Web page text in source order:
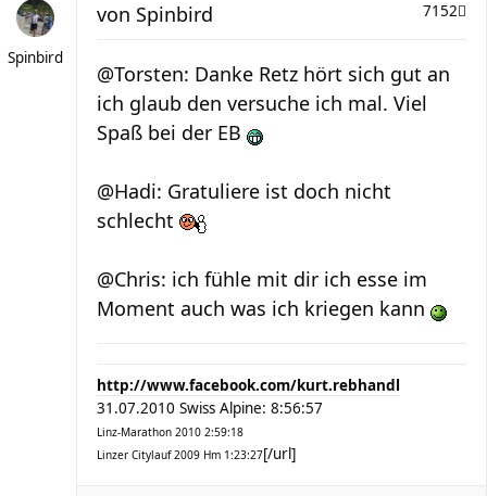
Spinbird
7152
von Spinbird
@Torsten: Danke Retz hört sich gut an
ich glaub den versuche ich mal. Viel
Spaß bei der EB
@Hadi: Gratuliere ist doch nicht
schlecht
@Chris: ich fühle mit dir ich esse im
Moment auch was ich kriegen kann
http://www.facebook.com/kurt.rebhandl
31.07.2010 Swiss Alpine: 8:56:57
Linz-Marathon 2010 2:59:18
Linzer Citylauf 2009 Hm 1:23:27[/url]